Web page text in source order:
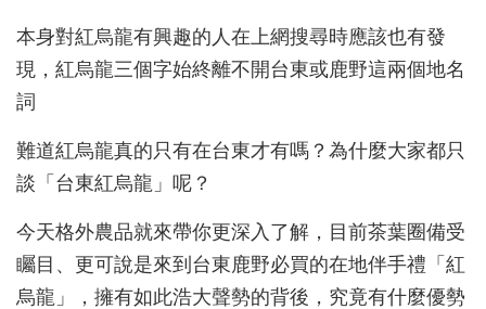
本身對紅烏龍有興趣的人在上網搜尋時應該也有發
現，紅烏龍三個字始終離不開台東或鹿野這兩個地名
詞
難道紅烏龍真的只有在台東才有嗎？為什麼大家都只
談「台東紅烏龍」呢？
今天格外農品就來帶你更深入了解，目前茶葉圈備受
矚目、更可說是來到台東鹿野必買的在地伴手禮「紅
烏龍」，擁有如此浩大聲勢的背後，究竟有什麼優勢